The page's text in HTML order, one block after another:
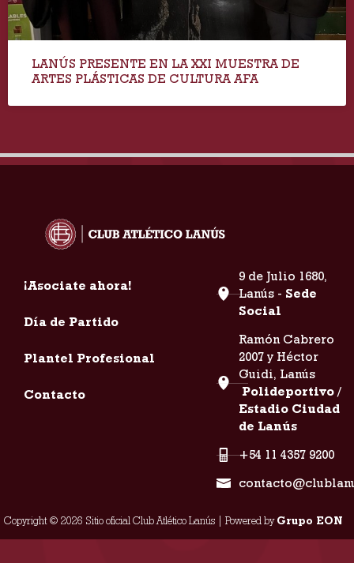
LANÚS PRESENTE EN LA XXI MUESTRA DE
ARTES PLÁSTICAS DE CULTURA AFA
¡Asociate ahora!
Día de Partido
Plantel Profesional
Contacto
9 de Julio 1680,
Lanús - Sede
Social
Ramón Cabrero
2007 y Héctor
Guidi, Lanús
Polideportivo /
Estadio Ciudad
de Lanús
+54 11 4357 9200
Copyright © 2026 Sitio oficial Club Atlético Lanús | Powered byGrupo EON